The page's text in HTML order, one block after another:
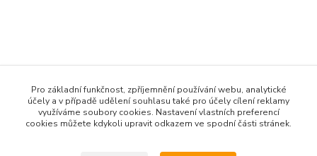
Pro základní funkčnost, zpříjemnění používání webu, analytické
účely a v případě udělení souhlasu také pro účely cílení reklamy
využíváme soubory cookies. Nastavení vlastních preferencí
cookies můžete kdykoli upravit odkazem ve spodní části stránek.